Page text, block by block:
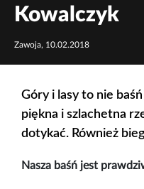
Kowalczyk
Zawoja, 10.02.2018
Góry i lasy to nie
piękna i szlachetna
dotykać. Również
Nasza baśń jest